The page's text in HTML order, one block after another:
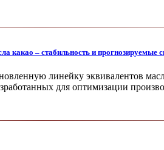
какао – стабильность и прогнозируемые
линейку эквивалентов
для опти­мизации